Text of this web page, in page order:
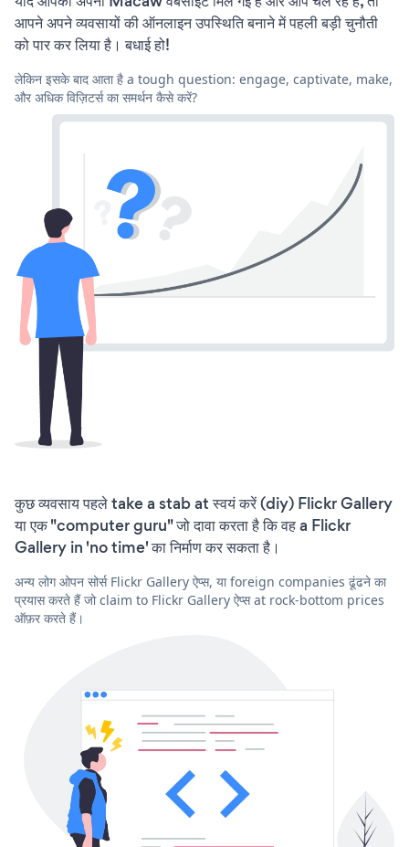
आपने अपने व्यवसायों की ऑनलाइन उपस्थिति बनाने में पहली बड़ी चुनौती
को पार कर लिया है। बधाई हो!
लेकिन इसके बाद आता है a tough question: engage, captivate, make,
और अधिक विज़िटर्स का समर्थन कैसे करें?
कुछ व्यवसाय पहले take a stab at स्वयं करें (diy) Flickr Gallery
या एक "computer guru" जो दावा करता है कि वह a Flickr
Gallery in 'no time' का निर्माण कर सकता है।
अन्य लोग ओपन सोर्स Flickr Gallery ऐप्स, या foreign companies ढूंढने का
प्रयास करते हैं जो claim to Flickr Gallery ऐप्स at rock-bottom prices
ऑफ़र करते हैं।